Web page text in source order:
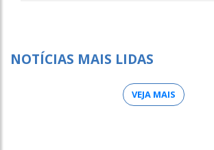
NOTÍCIAS MAIS LIDAS
VEJA MAIS